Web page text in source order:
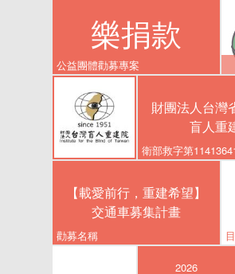
樂捐款
公益團體勸募專案
財團法人台灣
盲人重
衛部救字第
【載愛前行，重建希望】
交通車募集計畫
勸募名稱
2026